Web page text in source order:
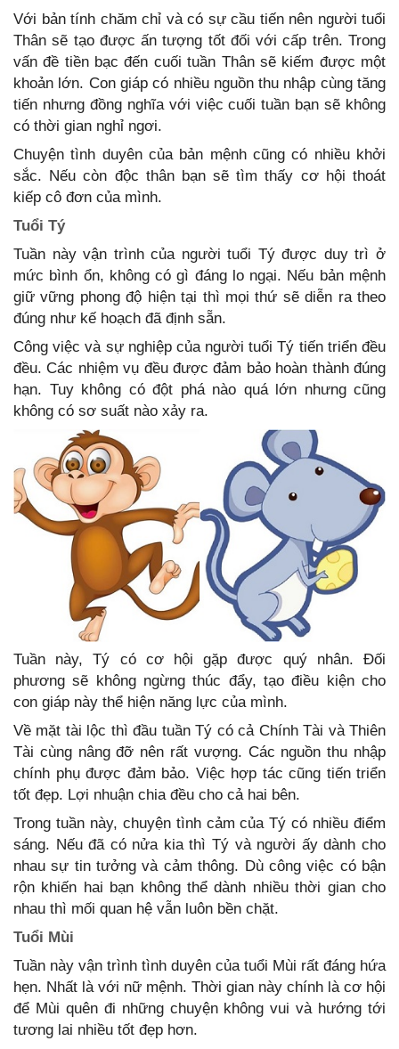
Với bản tính chăm chỉ và có sự cầu tiến nên người tuổi
Thân sẽ tạo được ấn tượng tốt đối với cấp trên. Trong
vấn đề tiền bạc đến cuối tuần Thân sẽ kiếm được một
khoản lớn. Con giáp có nhiều nguồn thu nhập cùng tăng
tiến nhưng đồng nghĩa với việc cuối tuần bạn sẽ không
có thời gian nghỉ ngơi.
Chuyện tình duyên của bản mệnh cũng có nhiều khởi
sắc. Nếu còn độc thân bạn sẽ tìm thấy cơ hội thoát
kiếp cô đơn của mình.
Tuổi Tý
Tuần này vận trình của người tuổi Tý được duy trì ở
mức bình ổn, không có gì đáng lo ngại. Nếu bản mệnh
giữ vững phong độ hiện tại thì mọi thứ sẽ diễn ra theo
đúng như kế hoạch đã định sẵn.
Công việc và sự nghiệp của người tuổi Tý tiến triển đều
đều. Các nhiệm vụ đều được đảm bảo hoàn thành đúng
hạn. Tuy không có đột phá nào quá lớn nhưng cũng
không có sơ suất nào xảy ra.
Tuần này, Tý có cơ hội gặp được quý nhân. Đối
phương sẽ không ngừng thúc đẩy, tạo điều kiện cho
con giáp này thể hiện năng lực của mình.
Về mặt tài lộc thì đầu tuần Tý có cả Chính Tài và Thiên
Tài cùng nâng đỡ nên rất vượng. Các nguồn thu nhập
chính phụ được đảm bảo. Việc hợp tác cũng tiến triển
tốt đẹp. Lợi nhuận chia đều cho cả hai bên.
Trong tuần này, chuyện tình cảm của Tý có nhiều điểm
sáng. Nếu đã có nửa kia thì Tý và người ấy dành cho
nhau sự tin tưởng và cảm thông. Dù công việc có bận
rộn khiến hai bạn không thể dành nhiều thời gian cho
nhau thì mối quan hệ vẫn luôn bền chặt.
Tuổi Mùi
Tuần này vận trình tình duyên của tuổi Mùi rất đáng hứa
hẹn. Nhất là với nữ mệnh. Thời gian này chính là cơ hội
để Mùi quên đi những chuyện không vui và hướng tới
tương lai nhiều tốt đẹp hơn.